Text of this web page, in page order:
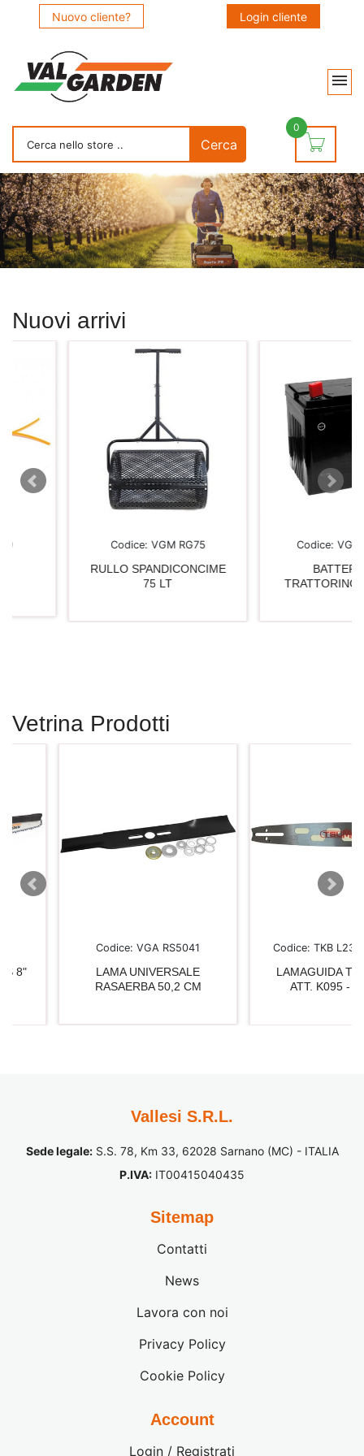
Nuovo cliente? Login cliente
0
Nuovi arrivi
Codice:VGM RG75
RULLO SPANDICONCIME
Codice:VGA BA2412
BATTERIA DA
TRATTORINO 24AH
Vetrina Prodotti
Codice:VGA RS5041
LAMA UNIVERSALE
RASAERBA 50,2 CM
Codice:TKB
LAMAGUIDA
ATT. K095 - LIGHT
Vallesi S.R.L.
Sede legale:S.S. 78, Km 33, 62028 Sarnano (MC) - ITALIA
P.IVA: IT00415040435
Sitemap
Contatti
News
Lavora con noi
Privacy Policy
Cookie Policy
Account
Login / Registrati